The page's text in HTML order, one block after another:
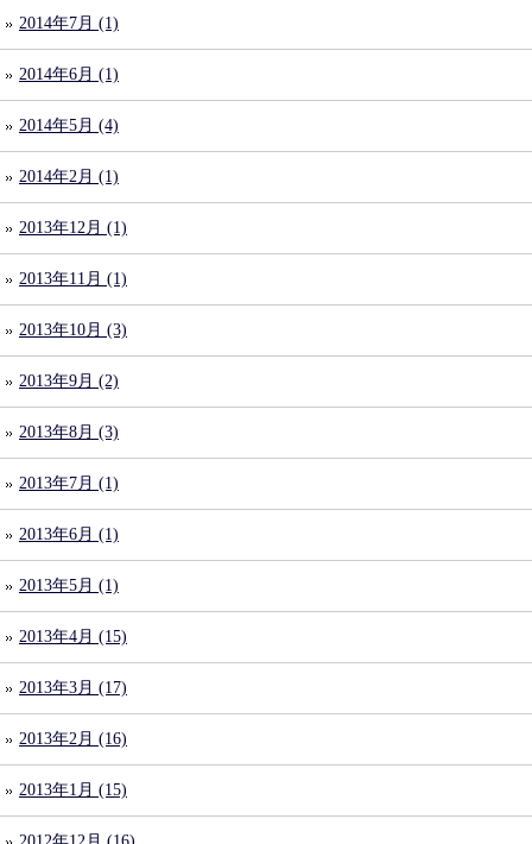
2014年7月 (1)
2014年6月 (1)
2014年5月 (4)
2014年2月 (1)
2013年12月 (1)
2013年11月 (1)
2013年10月 (3)
2013年9月 (2)
2013年8月 (3)
2013年7月 (1)
2013年6月 (1)
2013年5月 (1)
2013年4月 (15)
2013年3月 (17)
2013年2月 (16)
2013年1月 (15)